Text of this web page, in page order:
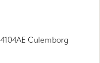
Culemborg